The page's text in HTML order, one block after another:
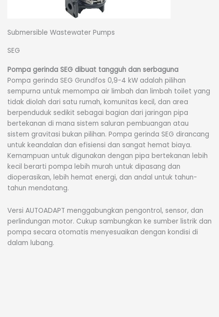
Submersible Wastewater Pumps
SEG
Pompa gerinda SEG dibuat tangguh dan serbaguna
Pompa gerinda SEG Grundfos 0,9-4 kW adalah pilihan
sempurna untuk memompa air limbah dan limbah toilet yang
tidak diolah dari satu rumah, komunitas kecil, dan area
berpenduduk sedikit sebagai bagian dari jaringan pipa
bertekanan di mana sistem saluran pembuangan atau
sistem gravitasi bukan pilihan. Pompa gerinda SEG dirancang
untuk keandalan dan efisiensi dan sangat hemat biaya.
Kemampuan untuk digunakan dengan pipa bertekanan lebih
kecil berarti pompa lebih murah untuk dipasang dan
dioperasikan, lebih hemat energi, dan andal untuk tahun-
tahun mendatang.
Versi AUTOADAPT menggabungkan pengontrol, sensor, dan
perlindungan motor. Cukup sambungkan ke sumber listrik dan
pompa secara otomatis menyesuaikan dengan kondisi di
dalam lubang.